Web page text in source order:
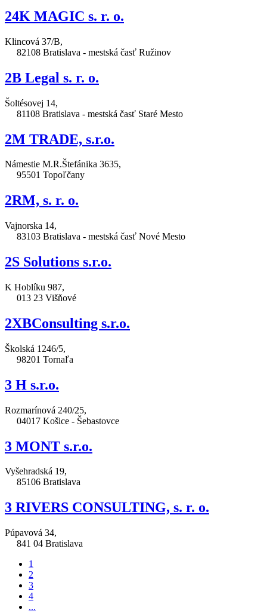
24K MAGIC s. r. o.
Klincová 37/B,
82108 Bratislava - mestská časť Ružinov
2B Legal s. r. o.
Šoltésovej 14,
81108 Bratislava - mestská časť Staré Mesto
2M TRADE, s.r.o.
Námestie M.R.Štefánika 3635,
95501 Topoľčany
2RM, s. r. o.
Vajnorska 14,
83103 Bratislava - mestská časť Nové Mesto
2S Solutions s.r.o.
K Hoblíku 987,
013 23 Višňové
2XBConsulting s.r.o.
Školská 1246/5,
98201 Tornaľa
3 H s.r.o.
Rozmarínová 240/25,
04017 Košice - Šebastovce
3 MONT s.r.o.
Vyšehradská 19,
85106 Bratislava
3 RIVERS CONSULTING, s. r. o.
Púpavová 34,
841 04 Bratislava
1
2
3
4
...